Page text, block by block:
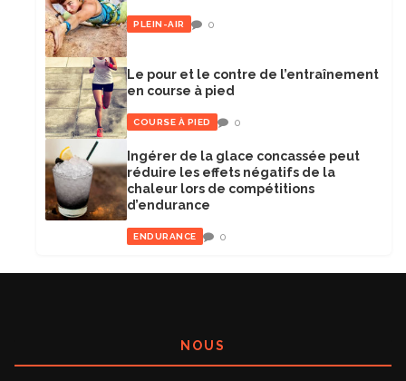
PLEIN-AIR 0
Le pour et le contre de l’entraînement
en course à pied
COURSE À PIED 0
Ingérer de la glace concassée peut
réduire les effets négatifs de la
chaleur lors de compétitions
d’endurance
ENDURANCE 0
NOUS